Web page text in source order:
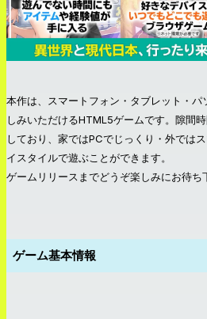
本作は、スマートフォン・タブレット・
しみいただけるHTML5ゲームです。隙間
しており、家ではPCでじっくり・外では
イスタイルで遊ぶことができます。
ゲームリリースまでどうぞ楽しみにお待ち
ゲーム基本情報